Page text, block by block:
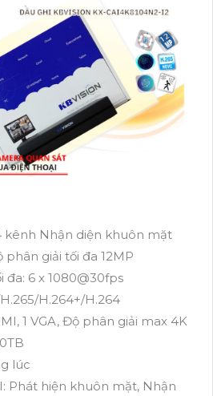
kênh Nhận diện khuôn mặt
phân giải tối đa 12MP
đa: 6 x 1080@30fps
H.264+/H.264
1 VGA, Độ phân giải max 4K
lúc
Phát hiện khuôn mặt, Nhận